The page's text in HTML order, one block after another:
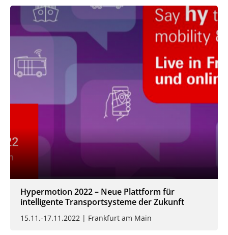
Hypermotion 2022 – Neue Plattform für
intelligente Transportsysteme der Zukunft
15.11.-17.11.2022 | Frankfurt am Main